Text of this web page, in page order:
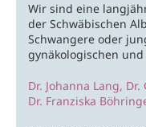
Wir sind eine
der Schwäbischen
Schwangere oder
gynäkologischen
Dr. Johanna Lang, Dr.
Dr. Franziska